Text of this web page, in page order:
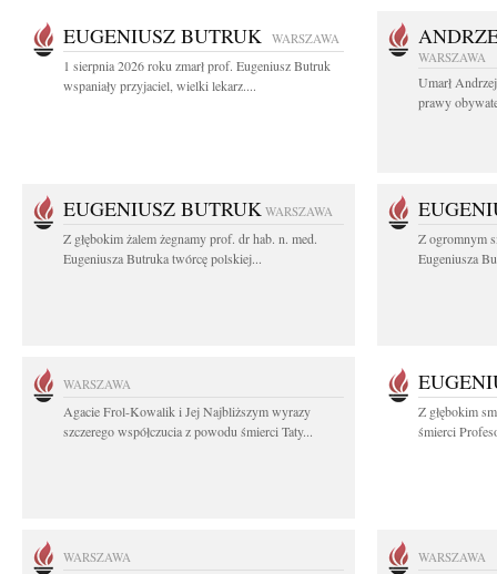
EUGENIUSZ BUTRUK WARSZAWA
1 sierpnia 2026 roku zmarł prof. Eugeniusz Butruk
wspaniały przyjaciel, wielki lekarz....
WARSZAWA
Umarł
prawy
EUGENIUSZ BUTRUK WARSZAWA
Z głębokim żalem żegnamy prof. dr hab. n. med.
Eugeniusza Butruka twórcę polskiej...
Z ogromnym
Eugeniusza
WARSZAWA
Agacie Frol-Kowalik i Jej Najbliższym wyrazy
szczerego współczucia z powodu śmierci Taty...
Z głębokim
śmierci
WARSZAWA WARSZAWA